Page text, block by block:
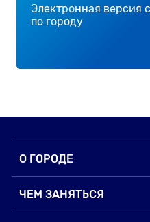
Электронная версия
по городу
О ГОРОДЕ
ЧЕМ ЗАНЯТЬСЯ